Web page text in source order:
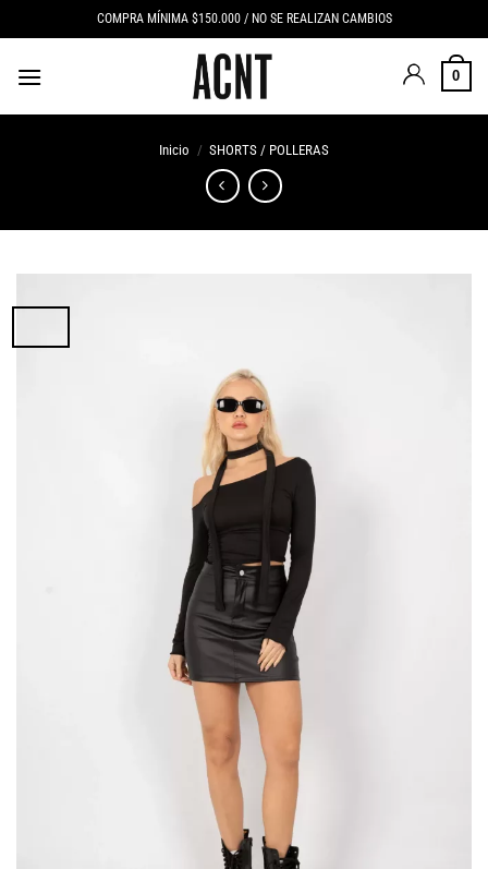
al
contenido
COMPRA MÍNIMA $150.000 / NO SE REALIZAN CAMBIOS
0
Inicio / SHORTS / POLLERAS